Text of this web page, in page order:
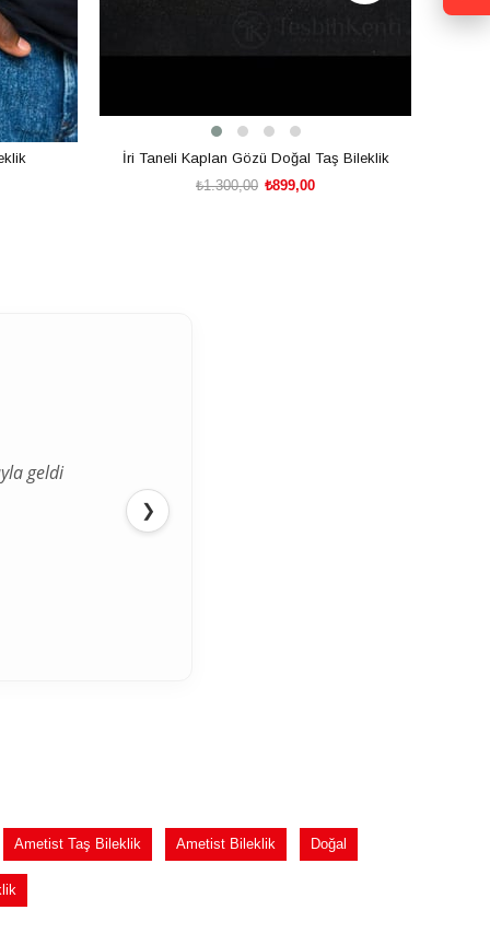
İri Taneli Kaplan Gözü Doğal Taş Bileklik
₺899,00
₺1.300,00
geldi
❯
Ametist Taş Bileklik Ametist Bileklik Doğal